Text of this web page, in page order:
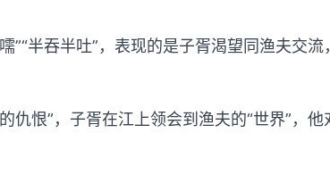
”“半吞半吐”，表现的是子胥渴望同渔夫交流
仇恨”，子胥在江上领会到渔夫的“世界”，他